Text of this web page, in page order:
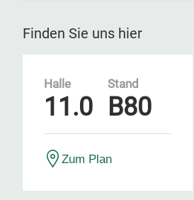
Finden Sie uns hier
Halle
11.0
Stand
B80
Zum Plan